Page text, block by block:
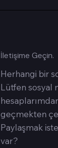
Herhangi bir
Lütfen sosyal
geçmekten
Paylaşmak
var?
İletişime Geçin.